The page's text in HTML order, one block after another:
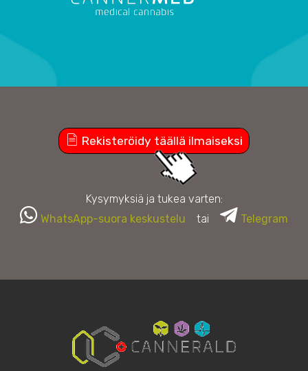
Rekisteröidy täällä ilmaiseksi
Kysymyksiä ja tukea varten:
WhatsApp-suora keskustelu tai Telegram